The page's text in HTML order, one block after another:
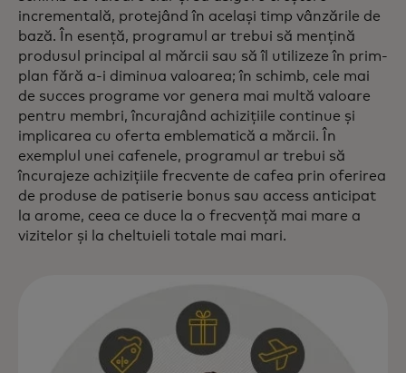
incrementală, protejând în același timp vânzările de
bază. În esență, programul ar trebui să mențină
produsul principal al mărcii sau să îl utilizeze în prim-
plan fără a-i diminua valoarea; în schimb, cele mai
de succes programe vor genera mai multă valoare
pentru membri, încurajând achizițiile continue și
implicarea cu oferta emblematică a mărcii. În
exemplul unei cafenele, programul ar trebui să
încurajeze achizițiile frecvente de cafea prin oferirea
de produse de patiserie bonus sau access anticipat
la arome, ceea ce duce la o frecvență mai mare a
vizitelor și la cheltuieli totale mai mari.